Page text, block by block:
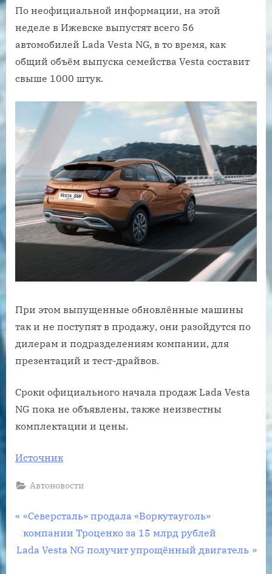
По неофициальной информации, на этой
неделе в Ижевске выпустят всего 56
автомобилей Lada Vesta NG, в то время, как
общий объём выпуска семейства Vesta составит
свыше 1000 штук.
При этом выпущенные обновлённые машины
так и не поступят в продажу, они разойдутся по
дилерам и подразделениям компании, для
презентаций и тест-драйвов.
Сроки официального начала продаж Lada Vesta
NG пока не объявлены, также неизвестны
комплектации и цены.
Источник
Автоновости
Навигация
по
P
r
e
«Северсталь» продала «Воркутауголь»
компании Троценко за 15 млрд рублей
N
Lada Vesta NG получит упрощённый двигатель